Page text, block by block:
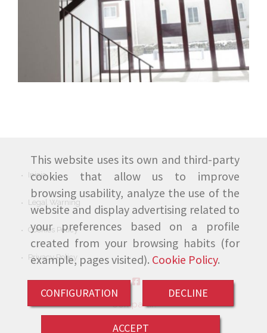
This website uses its own and third-party
cookies that allow us to improve
browsing usability, analyze the use of the
website and display advertising related to
your preferences based on a profile
created from your browsing habits (for
example, pages visited). Cookie Policy.
CONFIGURATION DECLINE
ACCEPT
Inicio
Legal Warning
Cookies Policy
Privacy Policy
Compartir: